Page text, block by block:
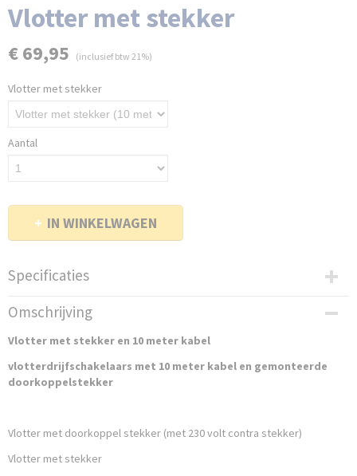
Vlotter met stekker
€ 69,95 (inclusief btw 21%)
Vlotter met stekker
Aantal
IN WINKELWAGEN
Specificaties
Productcode
472-137
Netto gewicht
Bruto gewicht
Omschrijving
Vlotter met stekker en 10 meter kabel
vlotterdrijfschakelaars met 10 meter kabel en gemonteerde
doorkoppelstekker
Vlotter met doorkoppel stekker (met 230 volt contra stekker)
Vlotter met stekker